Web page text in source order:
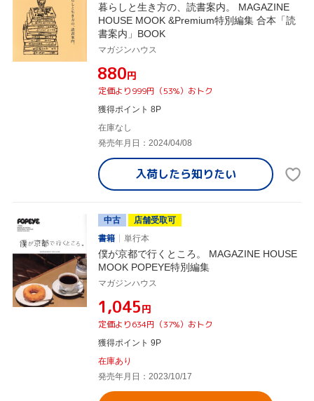
暮らしと生き方の、読書案内。 MAGAZINE
HOUSE MOOK &Premium特別編集 合本「読
書案内」BOOK
マガジンハウス
¥880円
定価より999円（53%）おトク
獲得ポイント 8P
在庫なし
発売年月日：2024/04/08
入荷したら知りたい
中古
店舗受取可
書籍
単行本
僕が京都で行くところ。 MAGAZINE HOUSE
MOOK POPEYE特別編集
マガジンハウス
¥1,045円
定価より634円（37%）おトク
獲得ポイント 9P
在庫あり
発売年月日：2023/10/17